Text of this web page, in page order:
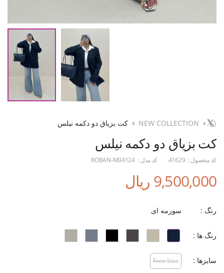
NEW COLLECTION کت بزیاق دو دکمه نیلس
کت بزیاق دو دکمه نیلس
کد محصول : 41629 کد مدل : ROBAN-M04124
9,500,000 ریال
رنگ : سورمه ای
رنگ ها :
سایزها : Free Size